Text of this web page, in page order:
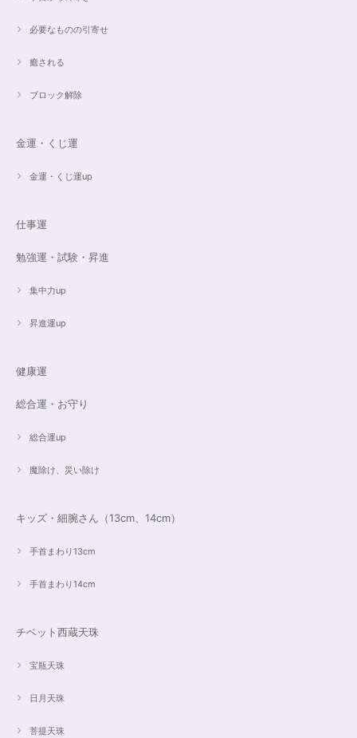
必要なものの引寄せ
癒される
ブロック解除
金運・くじ運
金運・くじ運up
仕事運
勉強運・試験・昇進
集中力up
昇進運up
健康運
総合運・お守り
総合運up
魔除け、災い除け
キッズ・細腕さん（13cm、14cm）
手首まわり13cm
手首まわり14cm
チベット西蔵天珠
宝瓶天珠
日月天珠
菩提天珠